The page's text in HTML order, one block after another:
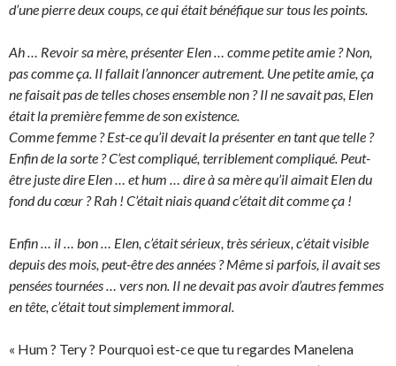
d’une pierre deux coups, ce qui était bénéfique sur tous les points.
Ah … Revoir sa mère, présenter Elen … comme petite amie ? Non,
pas comme ça. Il fallait l’annoncer autrement. Une petite amie, ça
ne faisait pas de telles choses ensemble non ? Il ne savait pas, Elen
était la première femme de son existence.
Comme femme ? Est-ce qu’il devait la présenter en tant que telle ?
Enfin de la sorte ? C’est compliqué, terriblement compliqué. Peut-
être juste dire Elen … et hum … dire à sa mère qu’il aimait Elen du
fond du cœur ? Rah ! C’était niais quand c’était dit comme ça !
Enfin … il … bon … Elen, c’était sérieux, très sérieux, c’était visible
depuis des mois, peut-être des années ? Même si parfois, il avait ses
pensées tournées … vers non. Il ne devait pas avoir d’autres femmes
en tête, c’était tout simplement immoral.
« Hum ? Tery ? Pourquoi est-ce que tu regardes Manelena